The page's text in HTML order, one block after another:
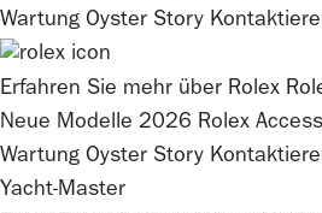
Wartung Oyster Story
Erfahren Sie mehr über Rolex
Neue Modelle 2026 Rolex
Wartung Oyster Story
Yacht-Master